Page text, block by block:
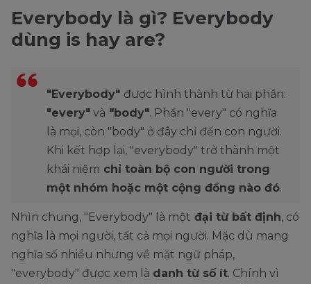
Everybody là gì? Everybody
dùng is hay are?
"Everybody" được hình thành từ hai phần:
"every" và "body". Phần "every" có nghĩa
là mọi, còn "body" ở đây chỉ đến con người.
Khi kết hợp lại, "everybody" trở thành một
khái niệm chỉ toàn bộ con người trong
một nhóm hoặc một cộng đồng nào đó.
Nhìn chung, "Everybody" là một đại từ bất định, có
nghĩa là mọi người, tất cả mọi người. Mặc dù mang
nghĩa số nhiều nhưng về mặt ngữ pháp,
"everybody" được xem là danh từ số ít. Chính vì